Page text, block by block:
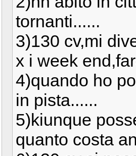
tornanti......
3)130 cv,mi
x i week
4)quando ho
in pista......
5)kiunque
quanto costa